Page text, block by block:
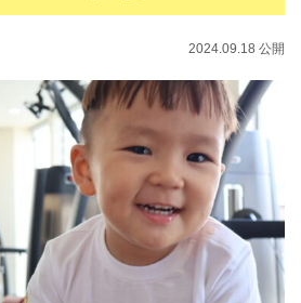
2024.09.18 公開